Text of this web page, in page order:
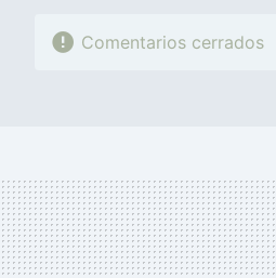
Comentarios cerrados